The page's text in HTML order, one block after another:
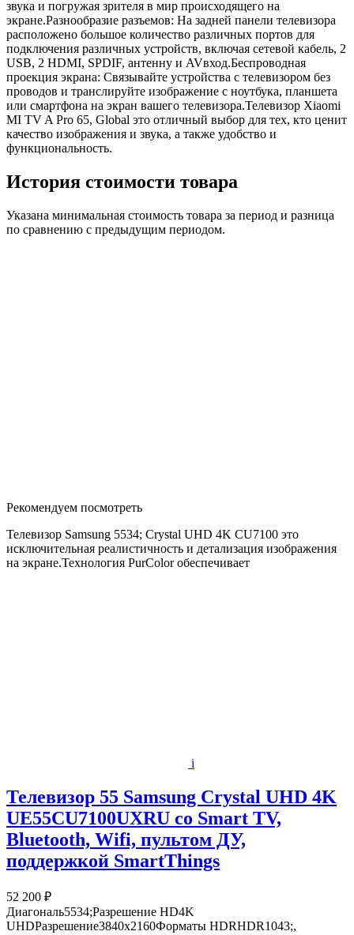
звука и погружая зрителя в мир происходящего на
экране.Разнообразие разъемов: На задней панели телевизора
расположено большое количество различных портов для
подключения различных устройств, включая сетевой кабель, 2
USB, 2 HDMI, SPDIF, антенну и AVвход.Беспроводная
проекция экрана: Связывайте устройства с телевизором без
проводов и транслируйте изображение с ноутбука, планшета
или смартфона на экран вашего телевизора.Телевизор Xiaomi
MI TV A Pro 65, Global это отличный выбор для тех, кто ценит
качество изображения и звука, а также удобство и
функциональность.
История стоимости товара
Указана минимальная стоимость товара за период и разница
по сравнению с предыдущим периодом.
Рекомендуем посмотреть
Телевизор Samsung 5534; Crystal UHD 4K CU7100 это
исключительная реалистичность и детализация изображения
на экране.Технология PurColor обеспечивает
i
Телевизор 55 Samsung Crystal UHD 4K
UE55CU7100UXRU со Smart TV,
Bluetooth, Wifi, пультом ДУ,
поддержкой SmartThings
52 200 ₽
Диагональ5534;Разрешение HD4K
UHDРазрешение3840x2160Форматы HDRHDR1043;,